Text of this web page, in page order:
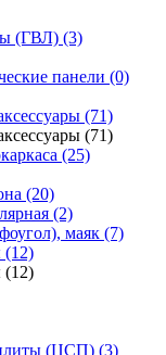
(ГВЛ) (3)
панели (0)
(71)
(71)
(25)
(20)
(2)
маяк (7)
(12)
(12)
(ЦСП) (3)